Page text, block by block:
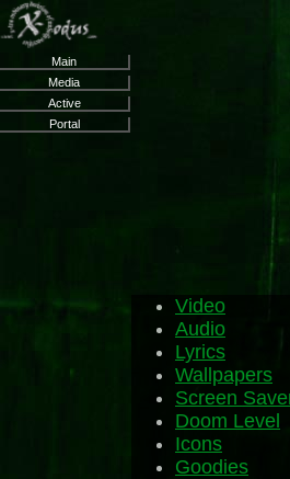
Main
Media
Active
Portal
Video
Audio
Lyrics
Wallpapers
Screen
Doom Level
Icons
Goodies